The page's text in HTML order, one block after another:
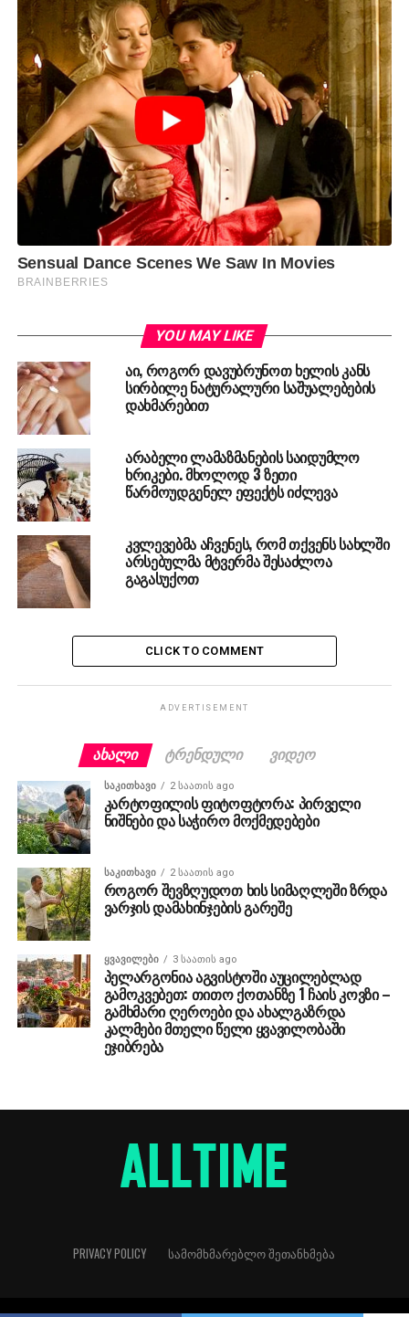
YOU MAY LIKE
აი, როგორ დავუბრუნოთ ხელის კანს
სირბილე ნატურალური საშუალებების
დახმარებით
არაბელი ლამაზმანების საიდუმლო
ხრიკები. მხოლოდ 3 ზეთი
წარმოუდგენელ ეფექტს იძლევა
კვლევებმა აჩვენეს, რომ თქვენს სახლში
არსებულმა მტვერმა შესაძლოა
გაგასუქოთ
CLICK TO COMMENT
ADVERTISEMENT
ᲐᲮᲐᲚᲘ ᲢᲠᲔᲜᲓᲣᲚᲘ ᲕᲘᲓᲔᲝ
ᲡᲐᲙᲘᲗᲮᲐᲕᲘ 2 საათის ago
კარტოფილის ფიტოფტორა: პირველი
ნიშნები და საჭირო მოქმედებები
ᲡᲐᲙᲘᲗᲮᲐᲕᲘ 2 საათის ago
როგორ შევზღუდოთ ხის სიმაღლეში ზრდა
ვარჯის დამახინჯების გარეშე
ᲧᲕᲐᲕᲘᲚᲔᲑᲘ 3 საათის ago
პელარგონია აგვისტოში აუცილებლად
გამოკვებეთ: თითო ქოთანზე 1 ჩაის კოვზი –
გამხმარი ღეროები და ახალგაზრდა
კალმები მთელი წელი ყვავილობაში
ეჯიბრება
PRIVACY POLICY ᲡᲐᲛᲝᲛᲮᲛᲐᲠᲔᲑᲚᲝ ᲨᲔᲗᲐᲜᲮᲛᲔᲑᲐ